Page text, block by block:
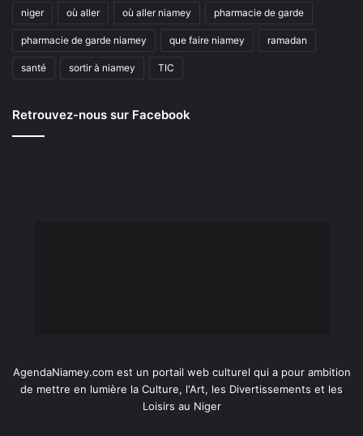
niger où aller où aller niamey pharmacie de garde
pharmacie de garde niamey que faire niamey ramadan
santé sortir à niamey TIC
Retrouvez-nous sur Facebook
AgendaNiamey.com est un portail web culturel qui a pour ambition
de mettre en lumière la Culture, l'Art, les Divertissements et les
Loisirs au Niger